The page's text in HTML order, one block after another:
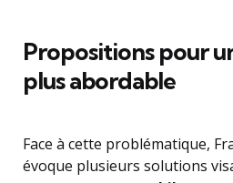
Propositions pour
plus abordable
Face à cette problématique,
évoque plusieurs solutions